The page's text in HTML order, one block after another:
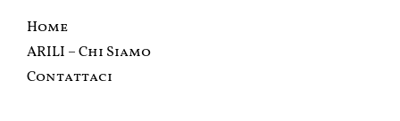
Home
ARILI – Chi Siamo
Contattaci